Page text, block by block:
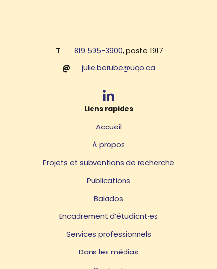
T 819 595-3900, poste 1917
@
julie.berube@uqo.ca
Liens rapides
Accueil
À propos
Projets et subventions de recherche
Publications
Balados
Encadrement d’étudiant·es
Services professionnels
Dans les médias